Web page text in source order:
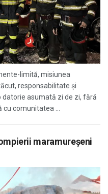
limită, misiunea
responsabilitate și
asumată zi de zi, fără
comunitatea ...
maramureșeni